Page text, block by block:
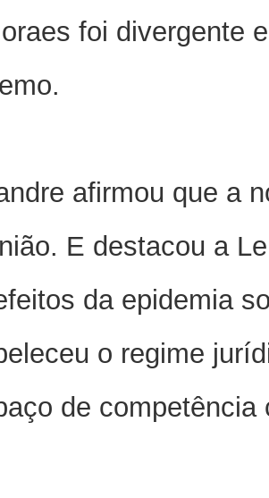
foi divergente
afirmou que a
E destacou a
da epidemia
o regime
de